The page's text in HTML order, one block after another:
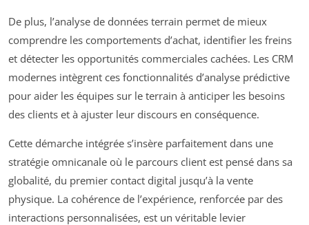
De plus, l’analyse de données terrain permet de mieux
comprendre les comportements d’achat, identifier les freins
et détecter les opportunités commerciales cachées. Les CRM
modernes intègrent ces fonctionnalités d’analyse prédictive
pour aider les équipes sur le terrain à anticiper les besoins
des clients et à ajuster leur discours en conséquence.
Cette démarche intégrée s’insère parfaitement dans une
stratégie omnicanale où le parcours client est pensé dans sa
globalité, du premier contact digital jusqu’à la vente
physique. La cohérence de l’expérience, renforcée par des
interactions personnalisées, est un véritable levier